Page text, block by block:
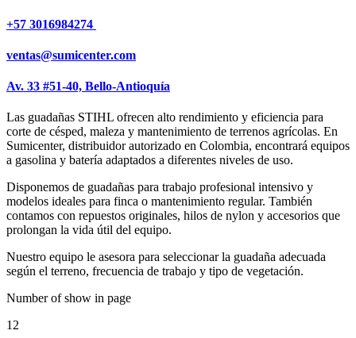
+57 3016984274 ​
ventas@sumicenter.com
Av. 33 #51-40, Bello-Antioquía
Las guadañas STIHL ofrecen alto rendimiento y eficiencia para
corte de césped, maleza y mantenimiento de terrenos agrícolas. En
Sumicenter, distribuidor autorizado en Colombia, encontrará equipos
a gasolina y batería adaptados a diferentes niveles de uso.
Disponemos de guadañas para trabajo profesional intensivo y
modelos ideales para finca o mantenimiento regular. También
contamos con repuestos originales, hilos de nylon y accesorios que
prolongan la vida útil del equipo.
Nuestro equipo le asesora para seleccionar la guadaña adecuada
según el terreno, frecuencia de trabajo y tipo de vegetación.
Number of show in page
12